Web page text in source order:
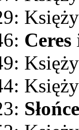
Ceres
Słońce